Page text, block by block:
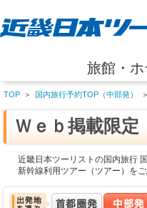
旅館・
TOP ＞ 国内旅行予約TOP（中部発） ＞
Ｗｅｂ掲載限
近畿日本ツーリストの国内旅行
新幹線利用ツアー（ツアー）をご